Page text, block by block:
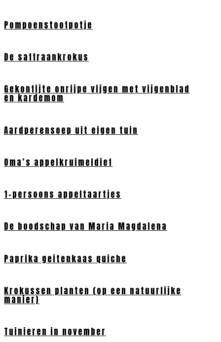
Pompoenstoofpotje
De saffraankrokus
Gekonfijte onrijpe vijgen met vijgenblad
en kardemom
Aardperensoep uit eigen tuin
Oma’s appelkruimeldief
1-persoons appeltaartjes
De boodschap van Maria Magdalena
Paprika geitenkaas quiche
Krokussen planten (op een natuurlijke
manier)
Tuinieren in november